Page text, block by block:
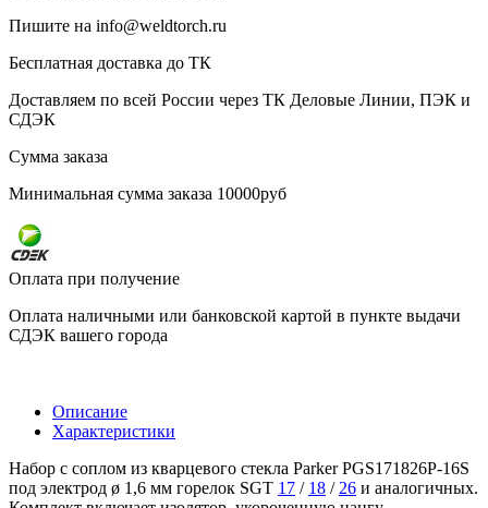
Пишите на info@weldtorch.ru
Бесплатная доставка до ТК
Доставляем по всей России через ТК Деловые Линии, ПЭК и
СДЭК
Сумма заказа
Минимальная сумма заказа 10000руб
Оплата при получение
Оплата наличными или банковской картой в пункте выдачи
СДЭК вашего города
Описание
Характеристики
Набор с соплом из кварцевого стекла Parker PGS171826P-16S
под электрод ø 1,6 мм горелок SGT 17 / 18 /26 и аналогичных.